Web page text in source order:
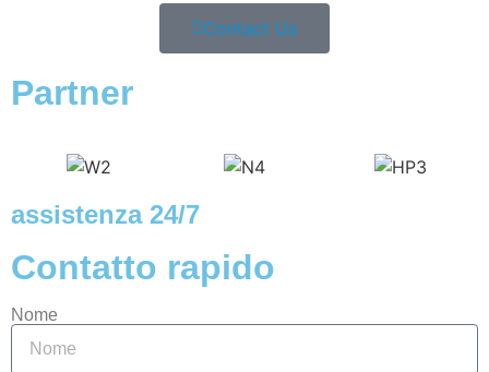
Contact Us
Partner
assistenza 24/7
Contatto rapido
Nome